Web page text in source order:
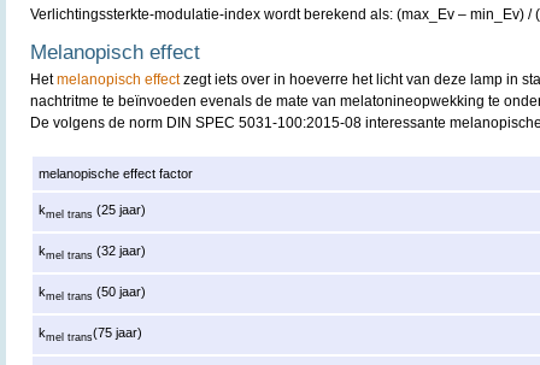
Verlichtingssterkte-modulatie-index wordt berekend als: (max_Ev – min_Ev) /
Melanopisch effect
Hetmelanopisch effectzegt iets over in hoeverre het licht van deze lamp in
nachtritme te beïnvoeden evenals de mate van melatonineopwekking te
De volgens de norm DIN SPEC 5031-100:2015-08 interessante
melanopische effect factor
kmel trans (25 jaar)
kmel trans (32 jaar)
kmel trans (50 jaar)
kmel trans(75 jaar)